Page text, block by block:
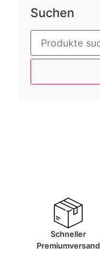
Suchen
Schneller
Premiumversand